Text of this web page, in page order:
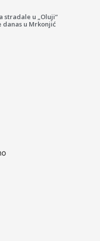
stradale u „Oluji“
danas u Mrkonjić